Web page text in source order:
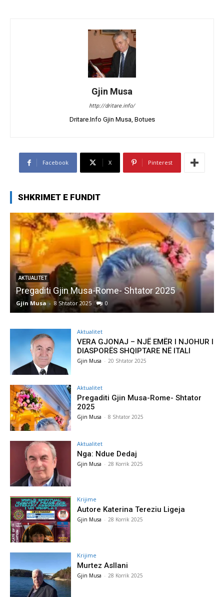
Gjin Musa
http://dritare.info/
Dritare.Info Gjin Musa, Botues
Facebook X Pinterest
SHKRIMET E FUNDIT
AKTUALITET
Pregaditi Gjin Musa-Rome- Shtator 2025
Gjin Musa - 8 Shtator 2025 0
Aktualitet
VERA GJONAJ – NJË EMËR I NJOHUR I
DIASPORËS SHQIPTARE NË ITALI
Gjin Musa - 20 Shtator 2025
Aktualitet
Pregaditi Gjin Musa-Rome- Shtator
2025
Gjin Musa - 8 Shtator 2025
Aktualitet
Nga: Ndue Dedaj
Gjin Musa - 28 Korrik 2025
Krijime
Autore Katerina Tereziu Ligeja
Gjin Musa - 28 Korrik 2025
Krijime
Murtez Asllani
Gjin Musa - 28 Korrik 2025